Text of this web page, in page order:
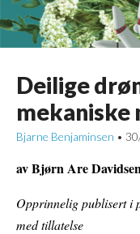
Deilige
mekaniske
Bjarne Benjaminsen •
av Bjørn Are
Opprinnelig publisert i
med tillatelse